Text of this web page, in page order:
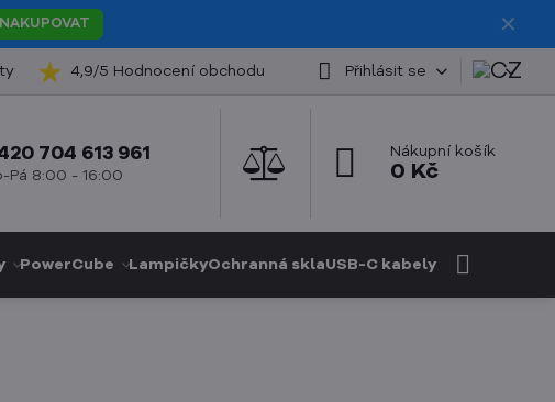
✕
NAKUPOVAT
4,9/5 Hodnocení obchodu Přihlásit se
704 613 961
Pá 8:00 - 16:00
Nákupní košík
0 Kč
PowerCube LampičkyOchranná sklaUSB-C kabely